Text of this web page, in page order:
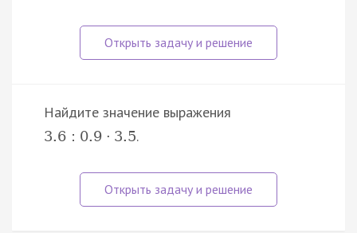
Найдите значение выражения
3.6 : 0.9 · 3.5.